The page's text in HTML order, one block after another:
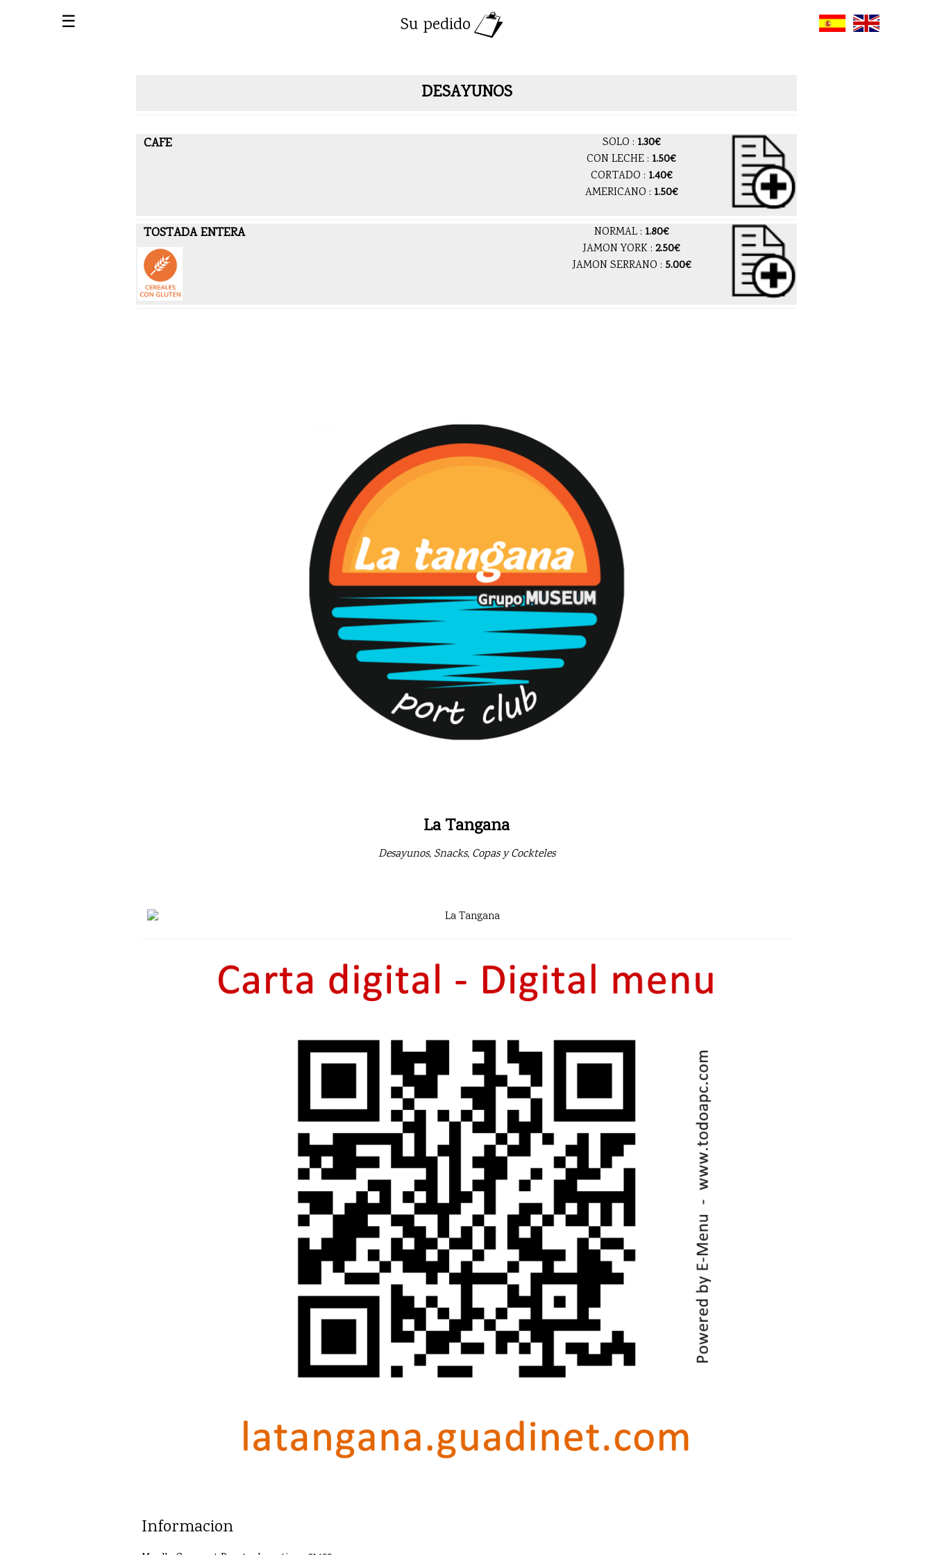
☰ Su pedido
DESAYUNOS
CAFE SOLO : 1.30€
CON LECHE : 1.50€
CORTADO : 1.40€
AMERICANO : 1.50€
TOSTADA ENTERA NORMAL : 1.80€
JAMON YORK : 2.50€
JAMON SERRANO : 5.00€
La Tangana
Desayunos, Snacks, Copas y Cockteles
Informacion